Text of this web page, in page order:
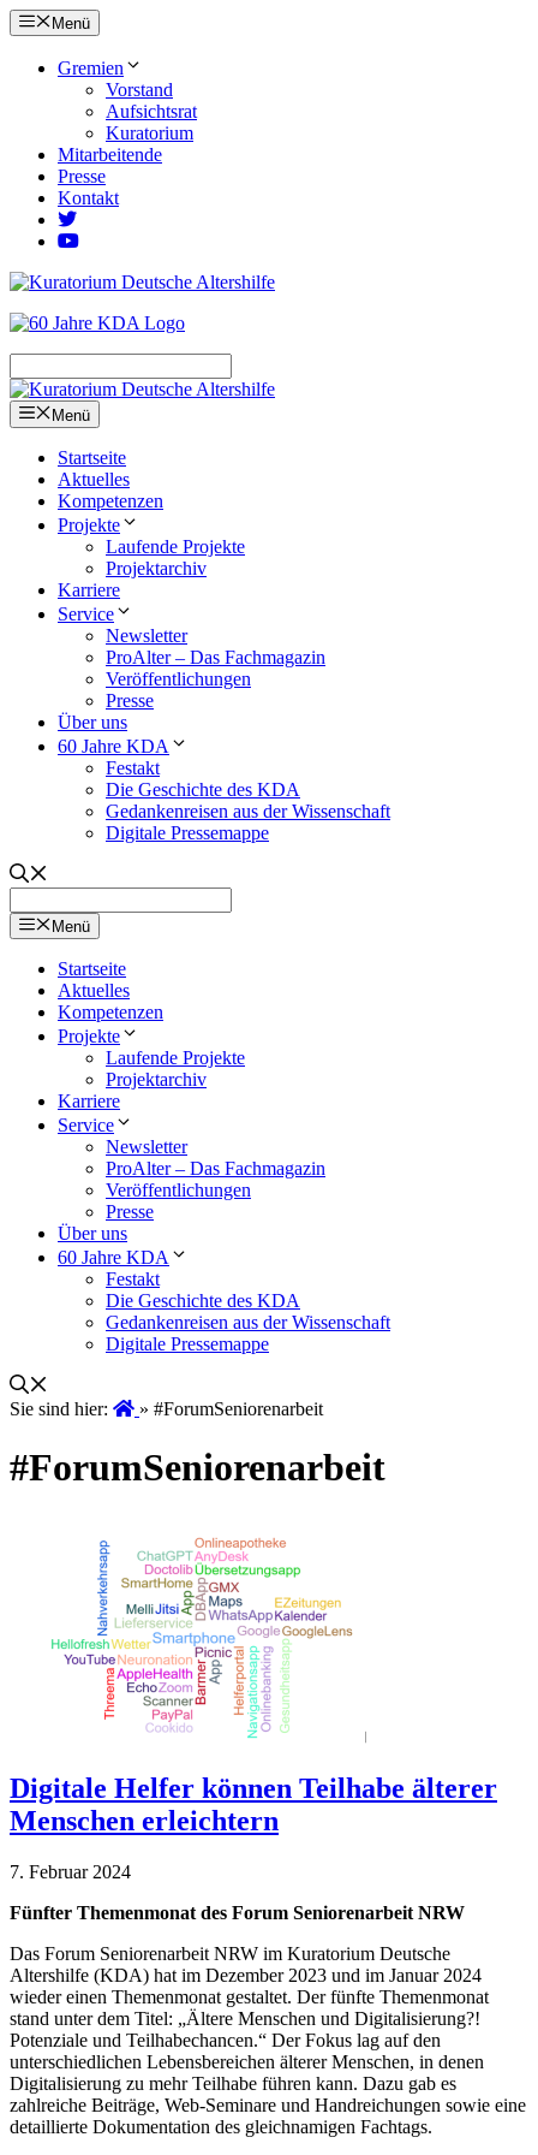
Zum
Inhalt
springen
Menü
Gremien
Vorstand
Aufsichtsrat
Kuratorium
Mitarbeitende
Presse
Kontakt
Menü
Startseite
Aktuelles
Kompetenzen
Projekte
Laufende Projekte
Projektarchiv
Karriere
Service
Newsletter
ProAlter – Das Fachmagazin
Veröffentlichungen
Presse
Über uns
60 Jahre KDA
Festakt
Die Geschichte des KDA
Gedankenreisen aus der Wissenschaft
Digitale Pressemappe
Menü
Startseite
Aktuelles
Kompetenzen
Projekte
Laufende Projekte
Projektarchiv
Karriere
Service
Newsletter
ProAlter – Das Fachmagazin
Veröffentlichungen
Presse
Über uns
60 Jahre KDA
Festakt
Die Geschichte des KDA
Gedankenreisen aus der Wissenschaft
Digitale Pressemappe
Sie sind hier: » #ForumSeniorenarbeit
#ForumSeniorenarbeit
Digitale Helfer können Teilhabe älterer
Menschen erleichtern
7. Februar 2024
Fünfter Themenmonat des Forum Seniorenarbeit NRW
Das Forum Seniorenarbeit NRW im Kuratorium Deutsche
Altershilfe (KDA) hat im Dezember 2023 und im Januar 2024
wieder einen Themenmonat gestaltet. Der fünfte Themenmonat
stand unter dem Titel: „Ältere Menschen und Digitalisierung?!
Potenziale und Teilhabechancen.“ Der Fokus lag auf den
unterschiedlichen Lebensbereichen älterer Menschen, in denen
Digitalisierung zu mehr Teilhabe führen kann. Dazu gab es
zahlreiche Beiträge, Web-Seminare und Handreichungen sowie eine
detaillierte Dokumentation des gleichnamigen Fachtags.